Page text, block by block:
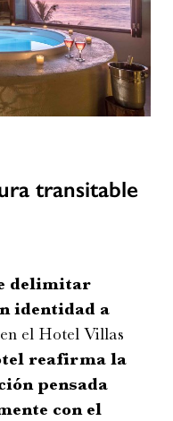
transitable
delimitar
identidad a
el Hotel Villas
reafirma la
pensada
con el